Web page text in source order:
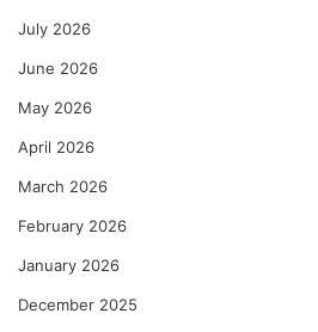
July 2026
June 2026
May 2026
April 2026
March 2026
February 2026
January 2026
December 2025